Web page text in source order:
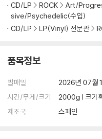
※ 컬러 디스크
아래에 해당하는 경우는 불량이
다.
있습니다.
등이 발생할 수 있습니다.
※ 반품/교환 안내
CD/LP ROCK Art/
sive/Psychedelic(수입)
CD/LP
LP(Vinyl) 전문관
품목정보
발매일
2026년 07월
시간/무게/크기
2000g | 크기
제조국
스페인